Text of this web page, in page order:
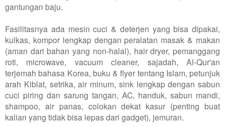
gantungan baju.
Fasilitasnya ada mesin cuci & deterjen yang bisa dipakai,
kulkas, kompor lengkap dengan peralatan masak & makan
(aman dari bahan yang non-halal), hair dryer, pemanggang
roti, microwave, vacuum cleaner, sajadah, Al-Qur'an
terjemah bahasa Korea, buku & flyer tentang Islam, petunjuk
arah Kiblat, setrika, air minum, sink lengkap dengan sabun
cuci piring dan sarung tangan, AC, handuk, sabun mandi,
shampoo, air panas, colokan dekat kasur (penting buat
kalian yang tidak bisa lepas dari gadget), jemuran.